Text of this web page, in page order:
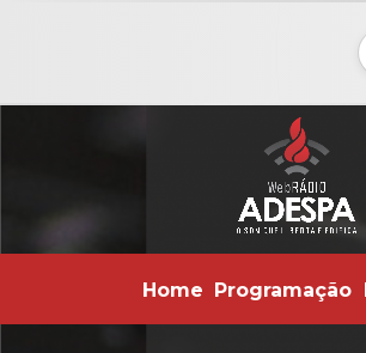
Home Programação